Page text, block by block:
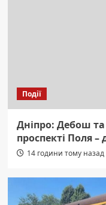
Події
Дніпро: Дебош та
проспекті Поля –
14 години тому назад